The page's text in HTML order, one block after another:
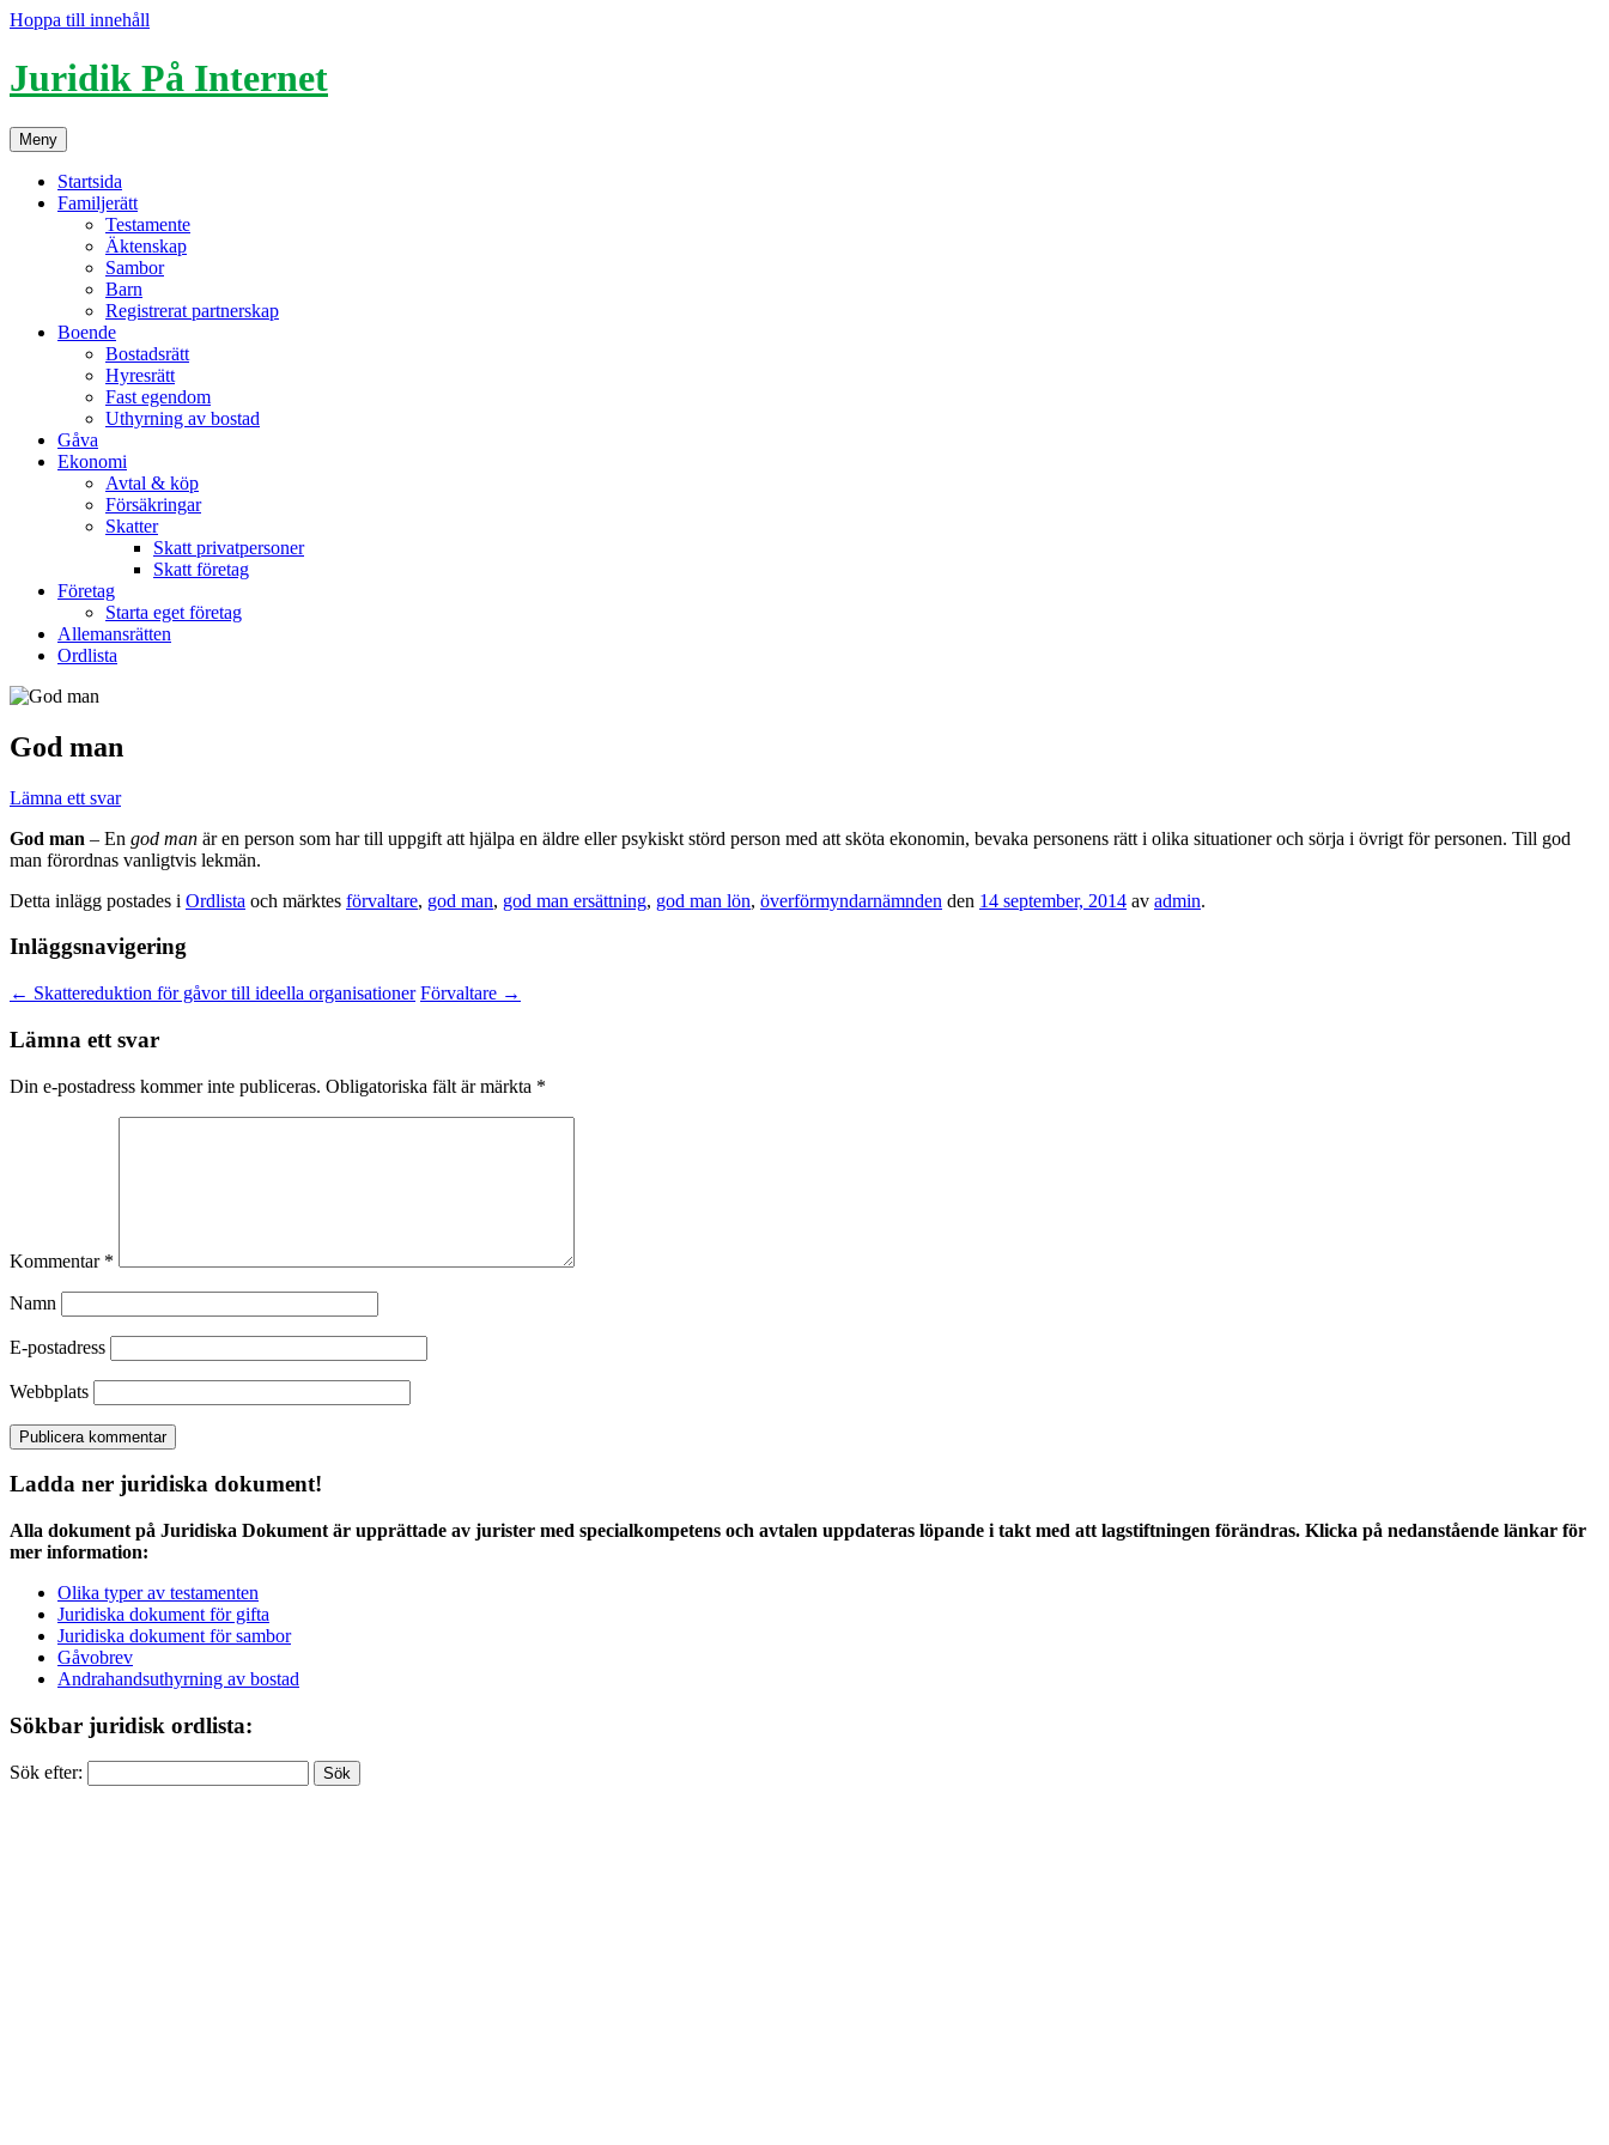
Hoppa till innehåll
Juridik På Internet
Meny
Startsida
Familjerätt
Testamente
Äktenskap
Sambor
Barn
Registrerat partnerskap
Boende
Bostadsrätt
Hyresrätt
Fast egendom
Uthyrning av bostad
Gåva
Ekonomi
Avtal & köp
Försäkringar
Skatter
Skatt privatpersoner
Skatt företag
Företag
Starta eget företag
Allemansrätten
Ordlista
God man
Lämna ett svar
God man – En god man är en person som har till uppgift att hjälpa en äldre eller psykiskt störd person med att sköta ekonomin, bevaka personens rätt i olika situationer och sörja i övrigt för personen. Till god
man förordnas vanligtvis lekmän.
Detta inlägg postades i Ordlista och märktes förvaltare, god man, god man ersättning, god man lön, överförmyndarnämnden den 14 september, 2014 av admin.
Inläggsnavigering
← Skattereduktion för gåvor till ideella organisationer Förvaltare →
Lämna ett svar
Din e-postadress kommer inte publiceras. Obligatoriska fält är märkta *
Kommentar *
Namn
E-postadress
Webbplats
Ladda ner juridiska dokument!
Alla dokument på Juridiska Dokument är upprättade av jurister med specialkompetens och avtalen uppdateras löpande i takt med att lagstiftningen förändras. Klicka på nedanstående länkar för
mer information:
Olika typer av testamenten
Juridiska dokument för gifta
Juridiska dokument för sambor
Gåvobrev
Andrahandsuthyrning av bostad
Sökbar juridisk ordlista:
Sök efter: